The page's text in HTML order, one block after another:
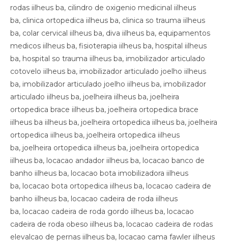
rodas iilheus ba, cilindro de oxigenio medicinal iilheus
ba, clinica ortopedica iilheus ba, clinica so trauma iilheus
ba, colar cervical iilheus ba, diva iilheus ba, equipamentos
medicos iilheus ba, fisioterapia iilheus ba, hospital iilheus
ba, hospital so trauma iilheus ba, imobilizador articulado
cotovelo iilheus ba, imobilizador articulado joelho iilheus
ba, imobilizador articulado joelho iilheus ba, imobilizador
articulado iilheus ba, joelheira iilheus ba, joelheira
ortopedica brace iilheus ba, joelheira ortopedica brace
iilheus ba iilheus ba, joelheira ortopedica iilheus ba, joelheira
ortopedica iilheus ba, joelheira ortopedica iilheus
ba, joelheira ortopedica iilheus ba, joelheira ortopedica
iilheus ba, locacao andador iilheus ba, locacao banco de
banho iilheus ba, locacao bota imobilizadora iilheus
ba, locacao bota ortopedica iilheus ba, locacao cadeira de
banho iilheus ba, locacao cadeira de roda iilheus
ba, locacao cadeira de roda gordo iilheus ba, locacao
cadeira de roda obeso iilheus ba, locacao cadeira de rodas
elevalcao de pernas iilheus ba, locacao cama fawler iilheus